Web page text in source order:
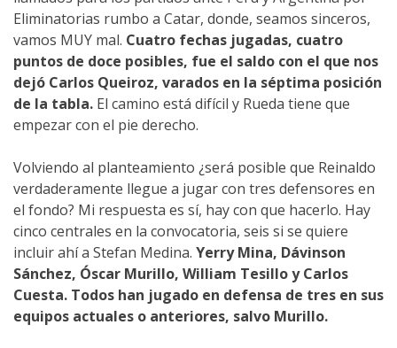
Eliminatorias rumbo a Catar, donde, seamos sinceros,
vamos MUY mal. Cuatro fechas jugadas, cuatro
puntos de doce posibles, fue el saldo con el que nos
dejó Carlos Queiroz, varados en la séptima posición
de la tabla. El camino está difícil y Rueda tiene que
empezar con el pie derecho.
Volviendo al planteamiento ¿será posible que Reinaldo
verdaderamente llegue a jugar con tres defensores en
el fondo? Mi respuesta es sí, hay con que hacerlo. Hay
cinco centrales en la convocatoria, seis si se quiere
incluir ahí a Stefan Medina. Yerry Mina, Dávinson
Sánchez, Óscar Murillo, William Tesillo y Carlos
Cuesta. Todos han jugado en defensa de tres en sus
equipos actuales o anteriores, salvo Murillo.